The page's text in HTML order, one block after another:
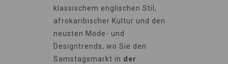
klassischem englischen Stil,
afrokaribischer Kultur und den
neusten Mode- und
Designtrends, wo Sie den
Samstagsmarkt in der